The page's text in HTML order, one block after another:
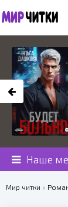
Наше
Мир читки »